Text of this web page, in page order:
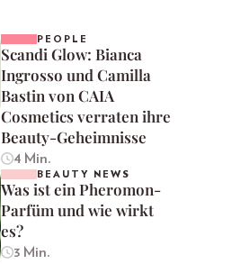
PEOPLE
Scandi Glow: Bianca
Ingrosso und Camilla
Bastin von CAIA
Cosmetics verraten ihre
Beauty-Geheimnisse
4 Min.
BEAUTY NEWS
Was ist ein Pheromon-
Parfüm und wie wirkt
es?
3 Min.